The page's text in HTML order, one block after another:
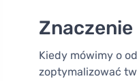
Kiedy mówimy o
zoptymalizować